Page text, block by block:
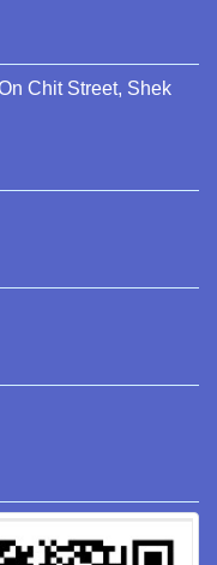
Chit Street, Shek